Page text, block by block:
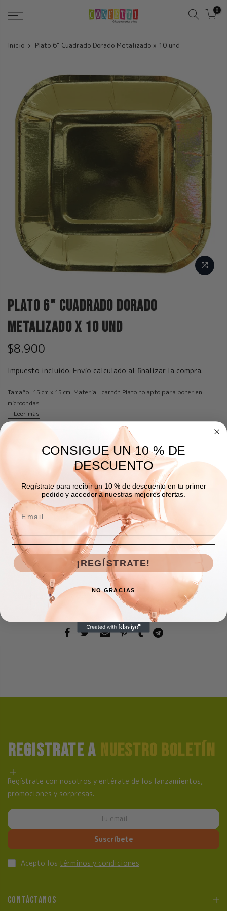
0
Inicio Plato 6" Cuadrado Dorado Metalizado x 10 und
Plato 6" Cuadrado Dorado
Metalizado x 10 und
$8.900
Impuesto incluido. Envío calculado al finalizar la compra.
Tamaño: 15 cm x 15 cm Material: cartón Plato no apto para poner en
microondas
+ Leer más
AGREGAR A LA BOLSA
COMPRAR AHORA
Descripción
Envíos y devoluciones
Comentarios
REGISTRATE A NUESTRO BOLETÍN
Regístrate con nosotros y entérate de los lanzamientos,
promociones y sorpresas.
Suscríbete
Acepto los términos y condiciones.
CONTÁCTANOS
CONSIGUE UN 10 % DE
DESCUENTO
Regístrate para recibir un 10 % de descuento en tu primer
pedido y acceder a nuestras mejores ofertas.
¡REGÍSTRATE!
NO GRACIAS